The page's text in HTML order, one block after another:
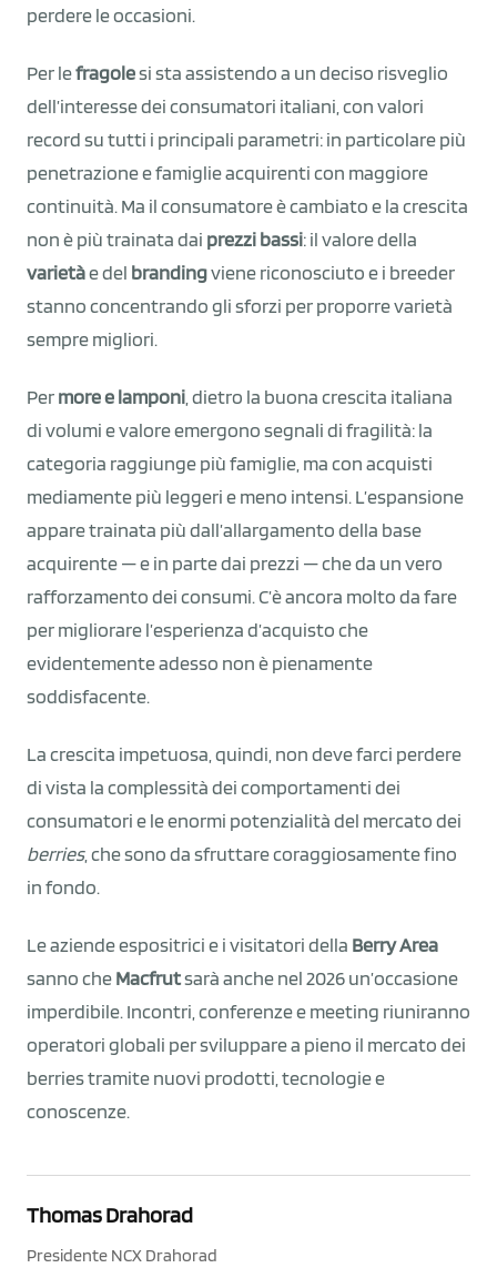
perdere le occasioni.
Per lefragolesi sta assistendo a un deciso risveglio
dell’interesse dei consumatori italiani, con valori
record su tutti i principali parametri: in particolare più
penetrazione e famiglie acquirenti con maggiore
continuità. Ma il consumatore è cambiato e la crescita
non è più trainata dai prezzi bassi: il valore della
varietàe del brandingviene riconosciuto e i breeder
stanno concentrando gli sforzi per proporre varietà
sempre migliori.
Permore e lamponi, dietro la buona crescita italiana
di volumi e valore emergono segnali di fragilità: la
categoria raggiunge più famiglie, ma con acquisti
mediamente più leggeri e meno intensi. L’espansione
appare trainata più dall’allargamento della base
acquirente — e in parte dai prezzi — che da un vero
rafforzamento dei consumi. C’è ancora molto da fare
per migliorare l’esperienza d’acquisto che
evidentemente adesso non è pienamente
soddisfacente.
La crescita impetuosa, quindi, non deve farci perdere
di vista la complessità dei comportamenti dei
consumatori e le enormi potenzialità del mercato dei
berries, che sono da sfruttare coraggiosamente fino
in fondo.
Le aziende espositrici e i visitatori della Berry Area
sanno cheMacfrutsarà anche nel 2026 un’occasione
imperdibile. Incontri, conferenze e meeting riuniranno
operatori globali per sviluppare a pieno il mercato dei
berries tramite nuovi prodotti, tecnologie e
conoscenze.
Thomas Drahorad
Presidente NCX Drahorad